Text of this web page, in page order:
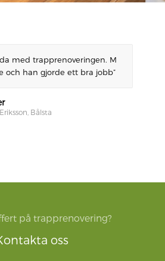
med trapprenoveringen. M
och han gjorde ett bra jobb”
Bålsta
med resultatet och er
Sigtuna
på trapprenovering?
oss